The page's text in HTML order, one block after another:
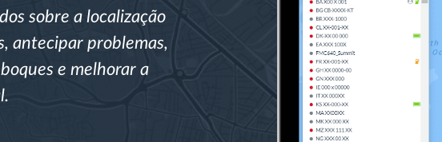
sobre a localização
antecipar problemas,
e melhorar a